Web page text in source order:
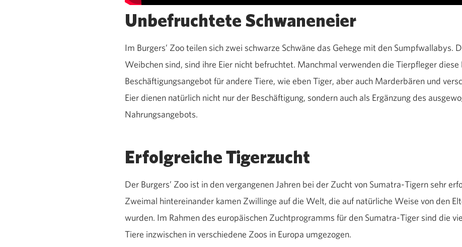
Unbefruchtete Schwaneneier
Im Burgers’ Zoo teilen sich zwei schwarze Schwäne das Gehege mit den Sumpfwallabys.
Weibchen sind, sind ihre Eier nicht befruchtet. Manchmal verwenden die Tierpfleger diese
Beschäftigungsangebot für andere Tiere, wie eben Tiger, aber auch Marderbären und
Eier dienen natürlich nicht nur der Beschäftigung, sondern auch als Ergänzung des
Nahrungsangebots.
Erfolgreiche Tigerzucht
Der Burgers’ Zoo ist in den vergangenen Jahren bei der Zucht von Sumatra-Tigern sehr
Zweimal hintereinander kamen Zwillinge auf die Welt, die auf natürliche Weise von den
wurden. Im Rahmen des europäischen Zuchtprogramms für den Sumatra-Tiger sind die
Tiere inzwischen in verschiedene Zoos in Europa umgezogen.